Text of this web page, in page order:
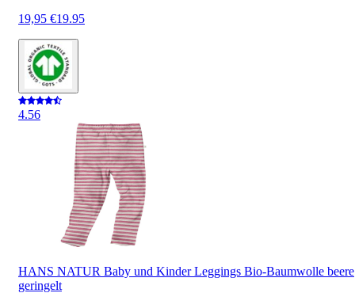
19,95 €19.95
4.56
HANS NATUR Baby und Kinder Leggings Bio-Baumwolle beere
geringelt